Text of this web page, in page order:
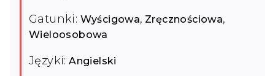
Gatunki: Wyścigowa, Zręcznościowa,
Wieloosobowa
Języki: Angielski